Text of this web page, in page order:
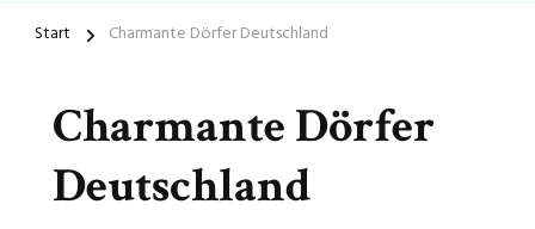
Start Charmante Dörfer Deutschland
Charmante Dörfer
Deutschland